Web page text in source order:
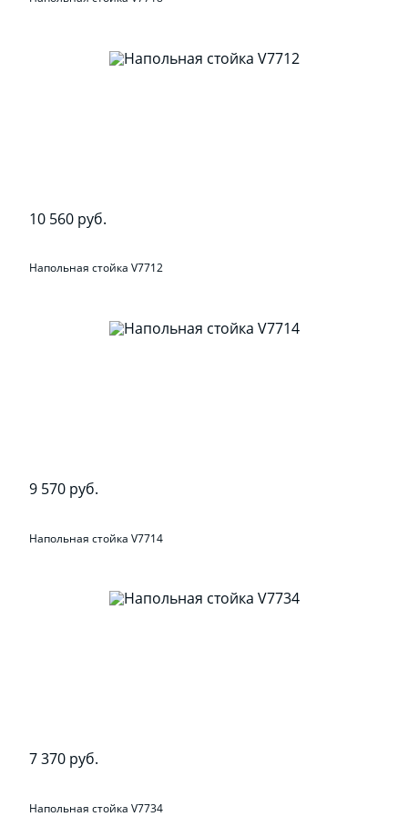
10 560 руб.
Напольная стойка V7712
9 570 руб.
Напольная стойка V7714
7 370 руб.
Напольная стойка V7734